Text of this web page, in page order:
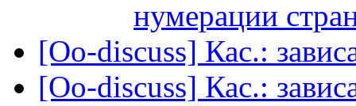
нумерации
[Oo-discuss] Кас.:
[Oo-discuss] Кас.: